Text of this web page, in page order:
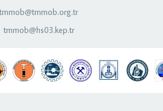
tmmob@tmmob.org.tr
tmmob@hs03.kep.tr